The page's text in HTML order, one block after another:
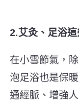
2.艾灸、足浴
在小雪節氣，
泡足浴也是保
通經脈、增強